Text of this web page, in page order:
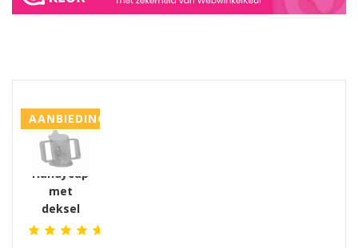
GERELATEERDE PRODUCTEN PRODUCTS
AANBIEDING
Handycup
met
deksel